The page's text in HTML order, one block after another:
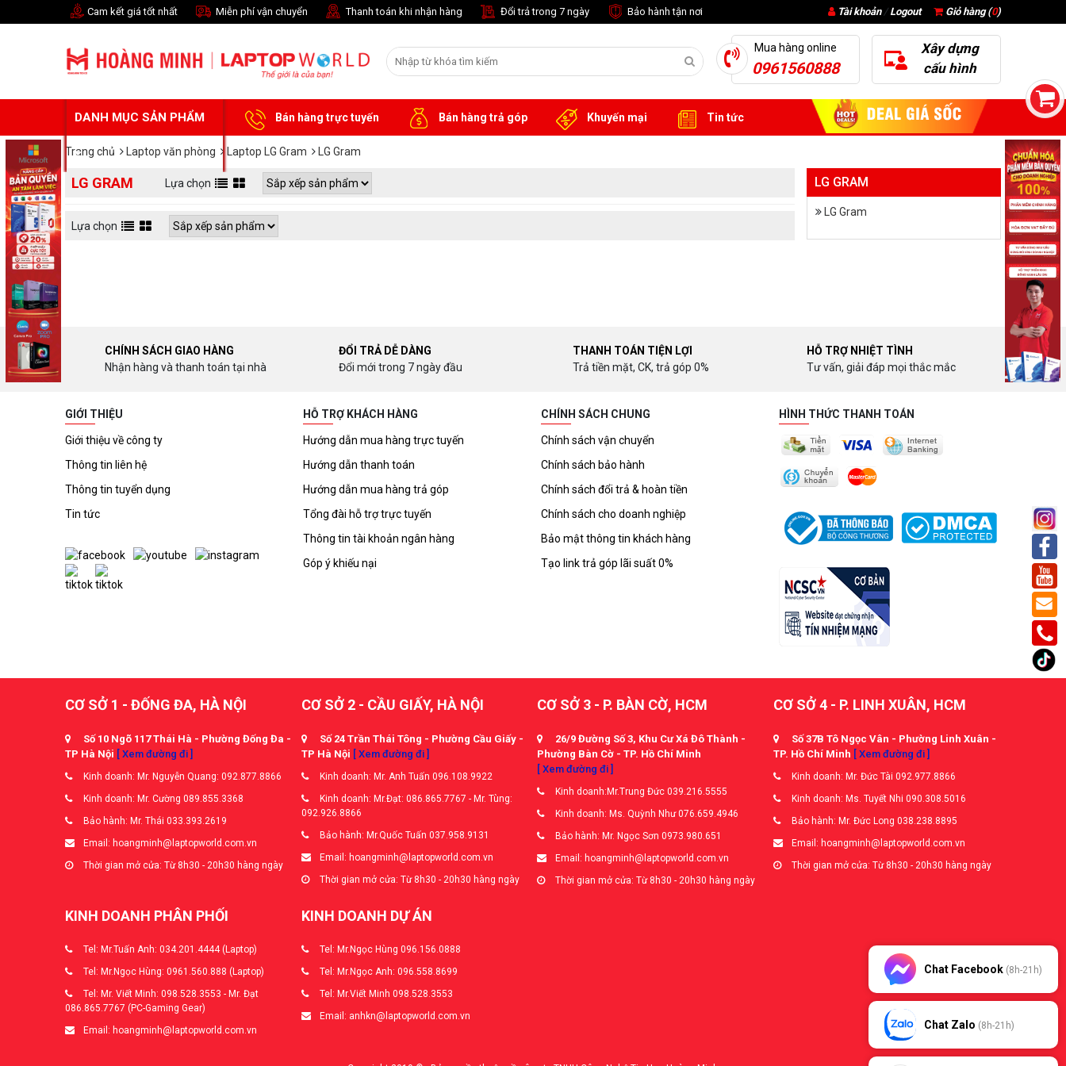
Cam kết giá tốt nhất Miễn phí vận chuyển Thanh toán khi nhận hàng Đổi trả trong 7 ngày Bảo hành tận nơi Giỏ hàng (0)
Tài khoản/ Logout
Mua hàng online
0961560888
Xây dựng
cấu hình
DANH MỤC SẢN PHẨM Bán hàng trực tuyến Bán hàng trả góp Khuyến mại Tin tức
Trang chủ Laptop văn phòng Laptop LG Gram LG Gram
LG GRAM Lựa chọn
Lựa chọn
LG GRAM
LG Gram
CHÍNH SÁCH GIAO HÀNG
Nhận hàng và thanh toán tại nhà
ĐỔI TRẢ DỄ DÀNG
Đổi mới trong 7 ngày đầu
THANH TOÁN TIỆN LỢI
Trả tiền mặt, CK, trả góp 0%
HỖ TRỢ NHIỆT TÌNH
Tư vấn, giải đáp mọi thắc mắc
GIỚI THIỆU
Giới thiệu về công ty
Thông tin liên hệ
Thông tin tuyển dụng
Tin tức
HỖ TRỢ KHÁCH HÀNG
Hướng dẫn mua hàng trực tuyến
Hướng dẫn thanh toán
Hướng dẫn mua hàng trả góp
Tổng đài hỗ trợ trực tuyến
Thông tin tài khoản ngân hàng
Góp ý khiếu nại
CHÍNH SÁCH CHUNG
Chính sách vận chuyển
Chính sách bảo hành
Chính sách đổi trả & hoàn tiền
Chính sách cho doanh nghiệp
Bảo mật thông tin khách hàng
Tạo link trả góp lãi suất 0%
HÌNH THỨC THANH TOÁN
CƠ SỞ 1 - ĐỐNG ĐA, HÀ NỘI
Số 10 Ngõ 117 Thái Hà - Phường Đống Đa -
TP Hà Nội [ Xem đường đi ]
Kinh doanh: Mr. Nguyễn Quang: 092.877.8866
Kinh doanh: Mr. Cường 089.855.3368
Bảo hành: Mr. Thái 033.393.2619
Email: hoangminh@laptopworld.com.vn
Thời gian mở cửa: Từ 8h30 - 20h30 hàng ngày
CƠ SỞ 2 - CẦU GIẤY, HÀ NỘI
Số 24 Trần Thái Tông - Phường Cầu Giấy -
TP Hà Nội [ Xem đường đi ]
Kinh doanh: Mr. Anh Tuấn 096.108.9922
Kinh doanh: Mr.Đạt: 086.865.7767 - Mr. Tùng:
092.926.8866
Bảo hành: Mr.Quốc Tuấn 037.958.9131
Email: hoangminh@laptopworld.com.vn
Thời gian mở cửa: Từ 8h30 - 20h30 hàng ngày
CƠ SỞ 3 - P. BÀN CỜ, HCM
26/9 Đường Số 3, Khu Cư Xá Đô Thành -
Phường Bàn Cờ - TP. Hồ Chí Minh
[ Xem đường đi ]
Kinh doanh:Mr.Trung Đức 039.216.5555
Kinh doanh: Ms. Quỳnh Như 076.659.4946
Bảo hành: Mr. Ngọc Sơn 0973.980.651
Email: hoangminh@laptopworld.com.vn
Thời gian mở cửa: Từ 8h30 - 20h30 hàng ngày
CƠ SỞ 4 - P. LINH XUÂN, HCM
Số 37B Tô Ngọc Vân - Phường Linh Xuân -
TP. Hồ Chí Minh [ Xem đường đi ]
Kinh doanh: Mr. Đức Tài 092.977.8866
Kinh doanh: Ms. Tuyết Nhi 090.308.5016
Bảo hành: Mr. Đức Long 038.238.8895
Email: hoangminh@laptopworld.com.vn
Thời gian mở cửa: Từ 8h30 - 20h30 hàng ngày
KINH DOANH PHÂN PHỐI
Tel: Mr.Tuấn Anh: 034.201.4444 (Laptop)
Tel: Mr.Ngọc Hùng: 0961.560.888 (Laptop)
Tel: Mr. Viết Minh: 098.528.3553 - Mr. Đạt
086.865.7767 (PC-Gaming Gear)
Email: hoangminh@laptopworld.com.vn
KINH DOANH DỰ ÁN
Tel: Mr.Ngọc Hùng 096.156.0888
Tel: Mr.Ngọc Anh: 096.558.8699
Tel: Mr.Viết Minh 098.528.3553
Email: anhkn@laptopworld.com.vn
Chat Facebook (8h-21h)
Chat Zalo (8h-21h)